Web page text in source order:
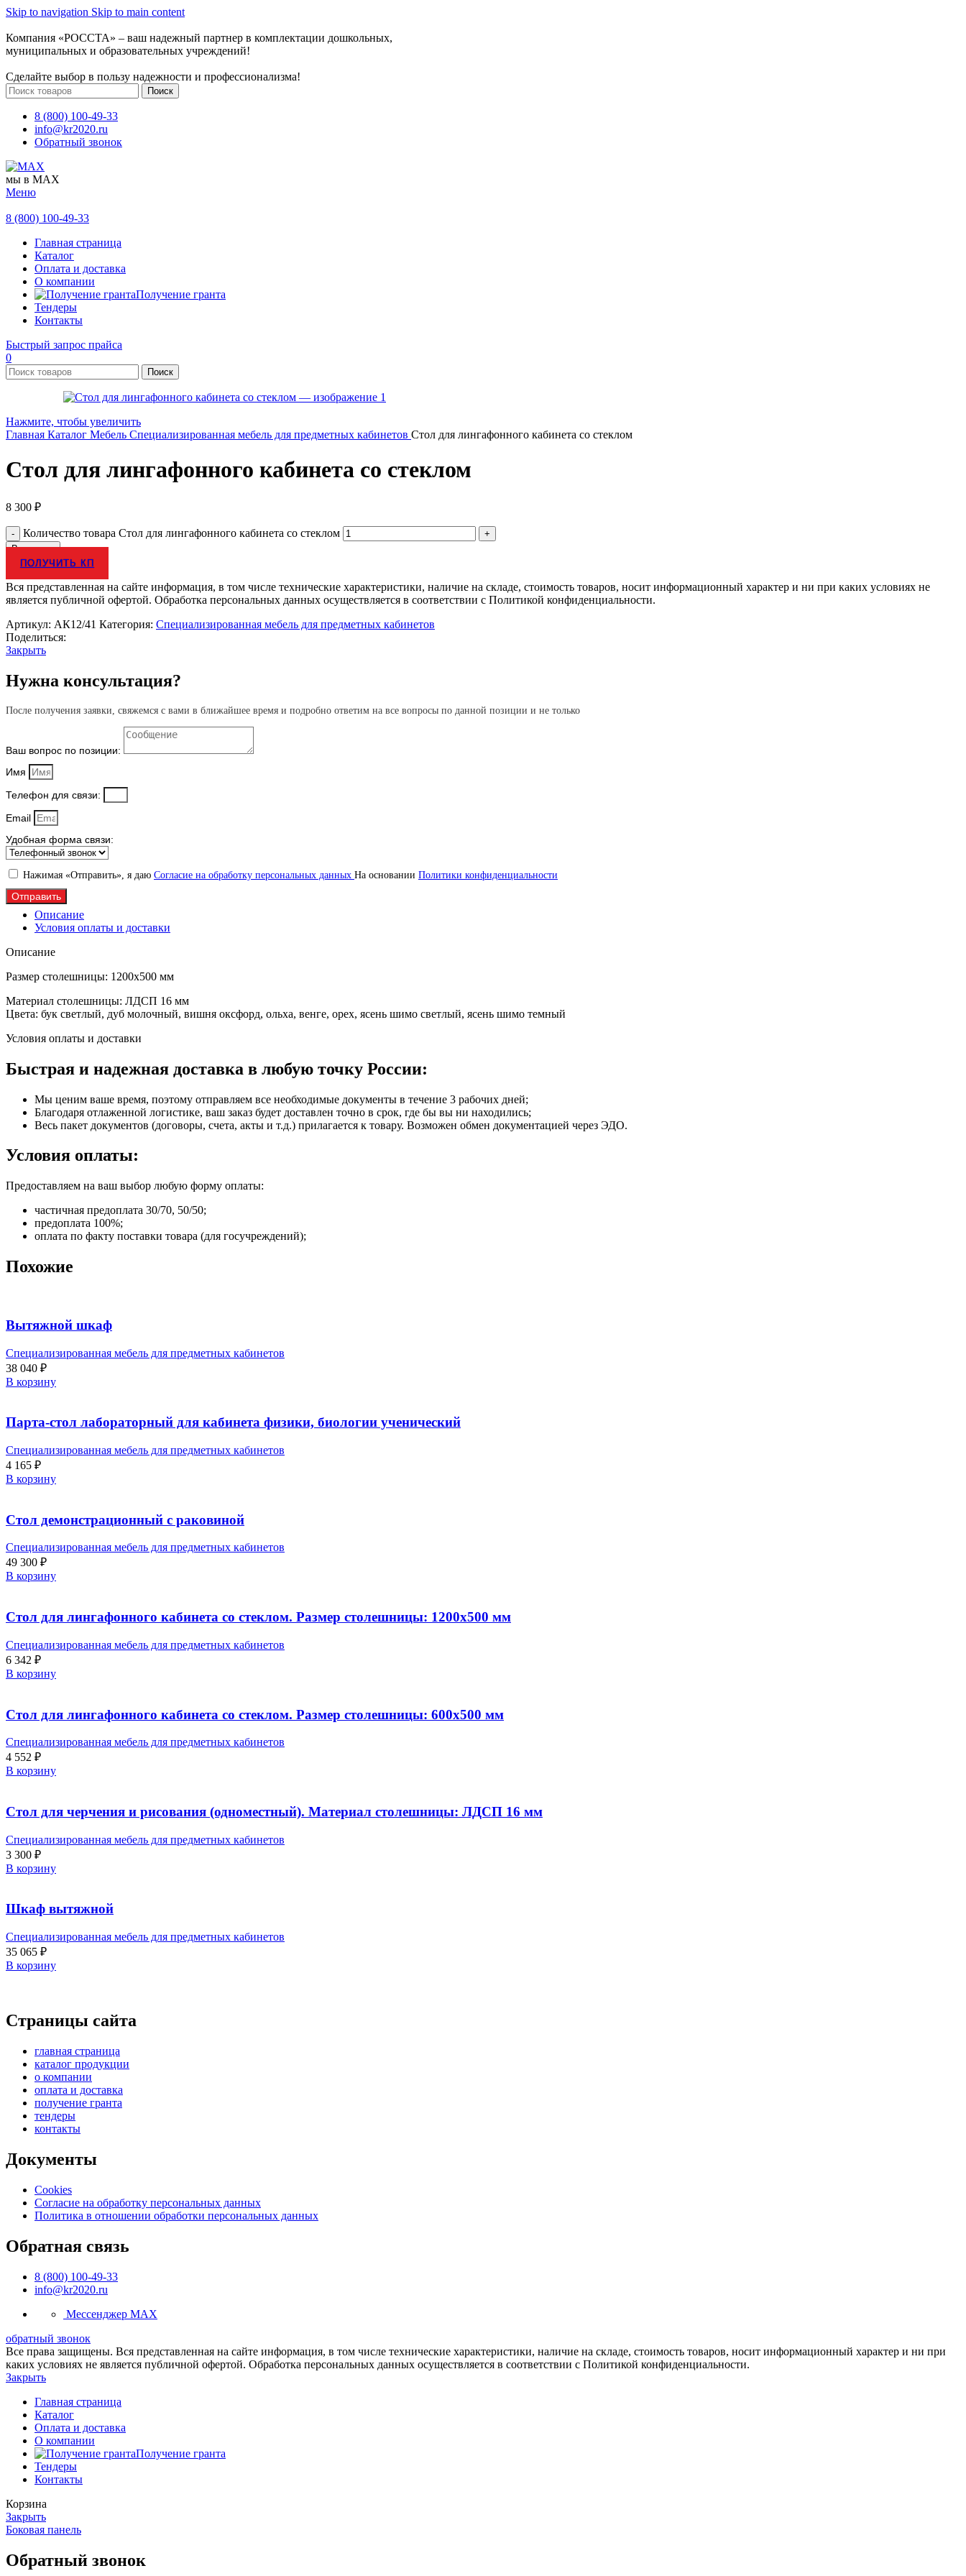
Skip to navigation Skip to main content
Компания «РОССТА» – ваш надежный партнер в комплектации дошкольных,
муниципальных и образовательных учреждений!
Сделайте выбор в пользу надежности и профессионализма!
Поиск
8 (800) 100-49-33
info@kr2020.ru
Обратный звонок
мы в MAX
Меню
8 (800) 100-49-33
Главная страница
Каталог
Оплата и доставка
О компании
Получение гранта
Тендеры
Контакты
Быстрый запрос прайса
0
Поиск
Нажмите, чтобы увеличить
Главная Каталог Мебель Специализированная мебель для предметных кабинетов Стол для лингафонного кабинета со стеклом
Стол для лингафонного кабинета со стеклом
8 300 ₽
Количество товара Стол для лингафонного кабинета со стеклом
В корзину
ПОЛУЧИТЬ КП
Вся представленная на сайте информация, в том числе технические характеристики, наличие на складе, стоимость товаров, носит информационный характер и ни при каких условиях не
является публичной офертой. Обработка персональных данных осуществляется в соответствии с Политикой конфиденциальности.
Артикул: АК12/41 Категория: Специализированная мебель для предметных кабинетов
Поделиться:
Закрыть
Нужна консультация?
После получения заявки, свяжемся с вами в ближайшее время и подробно ответим на все вопросы по данной позиции и не только
Ваш вопрос по позиции:
Имя
Телефон для связи:
Email
Удобная форма связи:
Нажимая «Отправить», я даю Согласие на обработку персональных данных На основании Политики конфиденциальности
Отправить
Описание
Условия оплаты и доставки
Описание
Размер столешницы: 1200х500 мм
Материал столешницы: ЛДСП 16 мм
Цвета: бук светлый, дуб молочный, вишня оксфорд, ольха, венге, орех, ясень шимо светлый, ясень шимо темный
Условия оплаты и доставки
Быстрая и надежная доставка в любую точку России:
Мы ценим ваше время, поэтому отправляем все необходимые документы в течение 3 рабочих дней;
Благодаря отлаженной логистике, ваш заказ будет доставлен точно в срок, где бы вы ни находились;
Весь пакет документов (договоры, счета, акты и т.д.) прилагается к товару. Возможен обмен документацией через ЭДО.
Условия оплаты:
Предоставляем на ваш выбор любую форму оплаты:
частичная предоплата 30/70, 50/50;
предоплата 100%;
оплата по факту поставки товара (для госучреждений);
Похожие
Вытяжной шкаф
Специализированная мебель для предметных кабинетов
38 040 ₽
В корзину
Парта-стол лабораторный для кабинета физики, биологии ученический
Специализированная мебель для предметных кабинетов
4 165 ₽
В корзину
Стол демонстрационный с раковиной
Специализированная мебель для предметных кабинетов
49 300 ₽
В корзину
Стол для лингафонного кабинета со стеклом. Размер столешницы: 1200х500 мм
Специализированная мебель для предметных кабинетов
6 342 ₽
В корзину
Стол для лингафонного кабинета со стеклом. Размер столешницы: 600х500 мм
Специализированная мебель для предметных кабинетов
4 552 ₽
В корзину
Стол для черчения и рисования (одноместный). Материал столешницы: ЛДСП 16 мм
Специализированная мебель для предметных кабинетов
3 300 ₽
В корзину
Шкаф вытяжной
Специализированная мебель для предметных кабинетов
35 065 ₽
В корзину
Страницы сайта
главная страница
каталог продукции
о компании
оплата и доставка
получение гранта
тендеры
контакты
Документы
Cookies
Согласие на обработку персональных данных
Политика в отношении обработки персональных данных
Обратная связь
8 (800) 100-49-33
info@kr2020.ru
Мессенджер MAX
обратный звонок
Все права защищены. Вся представленная на сайте информация, в том числе технические характеристики, наличие на складе, стоимость товаров, носит информационный характер и ни при
каких условиях не является публичной офертой. Обработка персональных данных осуществляется в соответствии с Политикой конфиденциальности.
Закрыть
Главная страница
Каталог
Оплата и доставка
О компании
Получение гранта
Тендеры
Контакты
Корзина
Закрыть
Боковая панель
Обратный звонок